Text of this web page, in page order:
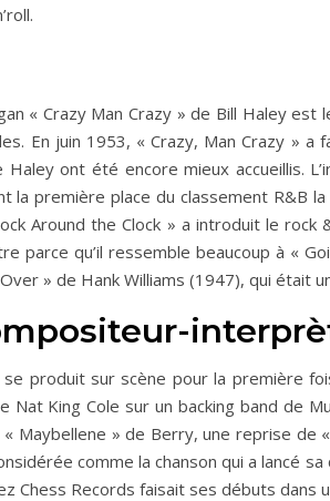
« Crazy Man Crazy » de Bill Haley
En juin 1953, « Crazy, Man Crazy » a
ont été encore mieux accueillis.
la première place du classement R&B
Around the Clock » a introduit le
parce qu’il ressemble beaucoup à «
» de Hank Williams (1947), qui était
se produit sur scène pour la première
Nat King Cole sur un backing band de
« Maybellene » de Berry, une reprise
comme la chanson qui a lancé
Chess Records faisait ses débuts dans